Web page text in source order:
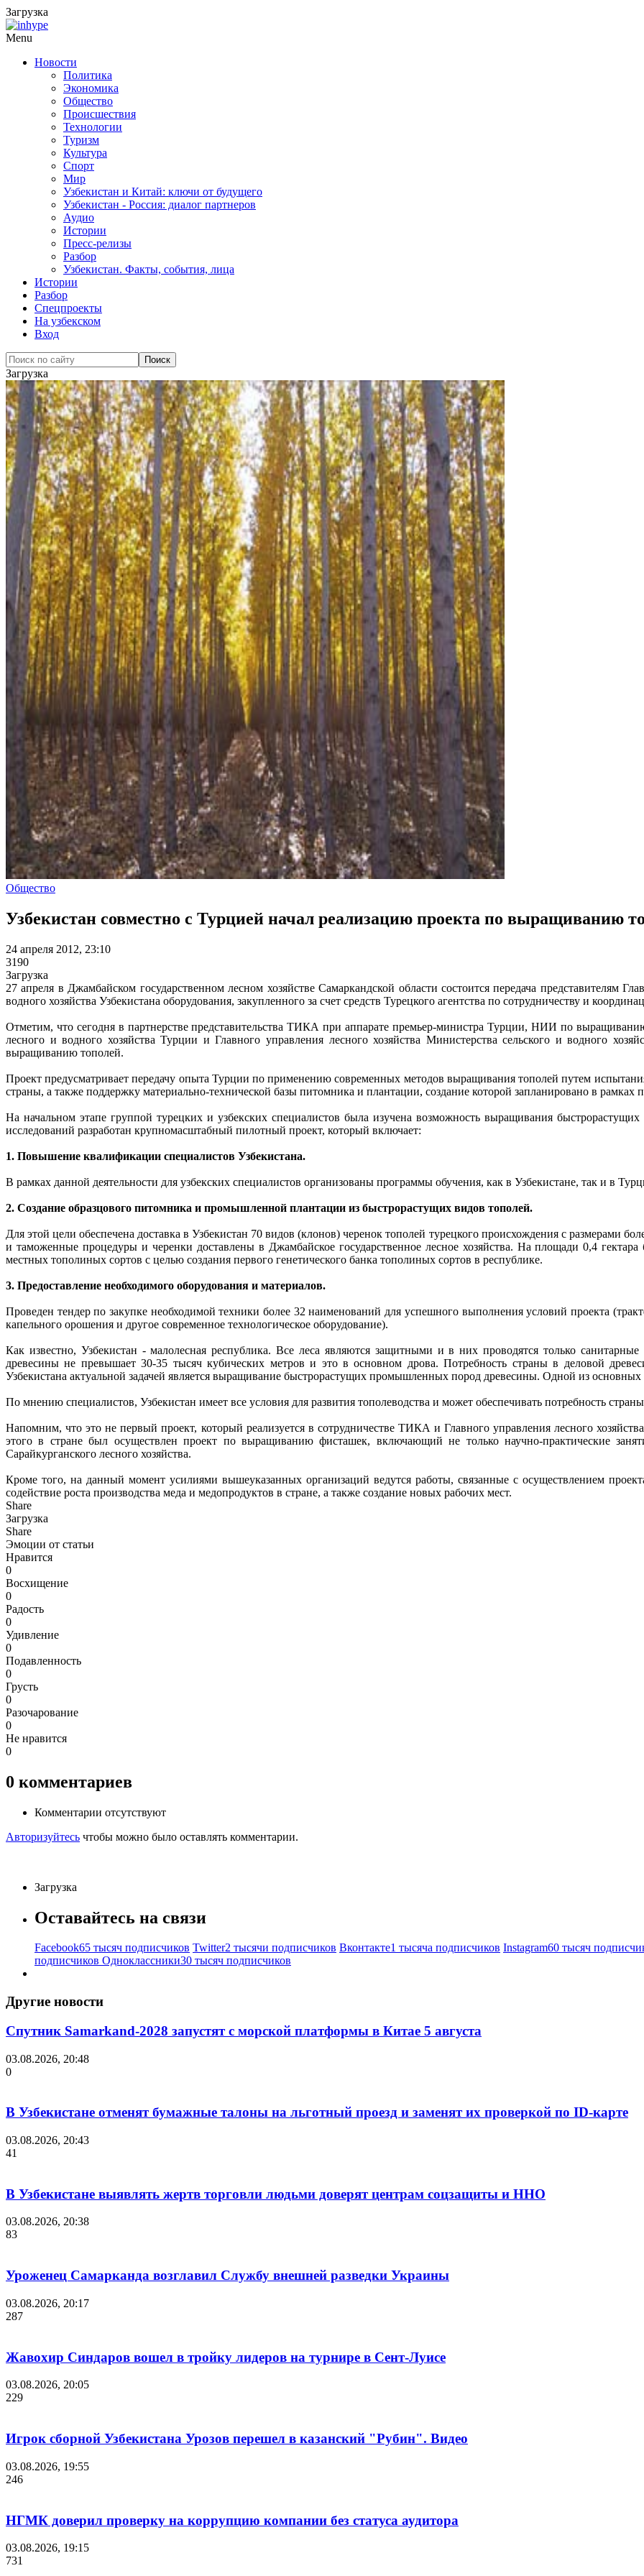
Загрузка
Menu
Новости
Политика
Экономика
Общество
Происшествия
Технологии
Туризм
Культура
Спорт
Мир
Узбекистан и Китай: ключи от будущего
Узбекистан - Россия: диалог партнеров
Аудио
Истории
Пресс-релизы
Разбор
Узбекистан. Факты, события, лица
Истории
Разбор
Спецпроекты
На узбекском
Вход
Загрузка
Общество
Узбекистан совместно с Турцией начал реализацию проекта по выращиванию
24 апреля 2012, 23:10
3190
Загрузка
27 апреля в Джамбайском государственном лесном хозяйстве Самаркандской области состоится передача представителям
водного хозяйства Узбекистана оборудования, закупленного за счет средств Турецкого агентства по сотрудничеству и
Отметим, что сегодня в партнерстве представительства ТИКА при аппарате премьер-министра Турции, НИИ по
лесного и водного хозяйства Турции и Главного управления лесного хозяйства Министерства сельского и водного
выращиванию тополей.
Проект предусматривает передачу опыта Турции по применению современных методов выращивания тополей путем
страны, а также поддержку материально-технической базы питомника и плантации, создание которой запланировано в рамках
На начальном этапе группой турецких и узбекских специалистов была изучена возможность выращивания
исследований разработан крупномасштабный пилотный проект, который включает:
1. Повышение квалификации специалистов Узбекистана.
В рамках данной деятельности для узбекских специалистов организованы программы обучения, как в Узбекистане, так и в
2. Создание образцового питомника и промышленной плантации из быстрорастущих видов тополей.
Для этой цели обеспечена доставка в Узбекистан 70 видов (клонов) черенок тополей турецкого происхождения с размерами
и таможенные процедуры и черенки доставлены в Джамбайское государственное лесное хозяйства. На площади 0,4
местных тополиных сортов с целью создания первого генетического банка тополиных сортов в республике.
3. Предоставление необходимого оборудования и материалов.
Проведен тендер по закупке необходимой техники более 32 наименований для успешного выполнения условий проекта
капельного орошения и другое современное технологическое оборудование).
Как известно, Узбекистан - малолесная республика. Все леса являются защитными и в них проводятся только
древесины не превышает 30-35 тысяч кубических метров и это в основном дрова. Потребность страны в деловой
Узбекистана актуальной задачей является выращивание быстрорастущих промышленных пород древесины. Одной из основных
По мнению специалистов, Узбекистан имеет все условия для развития тополеводства и может обеспечивать потребность
Напомним, что это не первый проект, который реализуется в сотрудничестве ТИКА и Главного управления лесного
этого в стране был осуществлен проект по выращиванию фисташек, включающий не только научно-практические
Сарайкурганского лесного хозяйства.
Кроме того, на данный момент усилиями вышеуказанных организаций ведутся работы, связанные с осуществлением
содействие роста производства меда и медопродуктов в стране, а также создание новых рабочих мест.
Share
Загрузка
Share
Эмоции от статьи
Нравится
0
Восхищение
0
Радость
0
Удивление
0
Подавленность
0
Грусть
0
Разочарование
0
Не нравится
0
0 комментариев
Комментарии отсутствуют
Авторизуйтесь чтобы можно было оставлять комментарии.
Загрузка
Оставайтесь на связи
Facebook65 тысяч подписчиков Twitter2 тысячи подписчиков Вконтакте1 тысяча подписчиков Instagram60 тысяч
подписчиков Одноклассники30 тысяч подписчиков
Другие новости
Спутник Samarkand-2028 запустят с морской платформы в Китае 5 августа
03.08.2026, 20:48
0
В Узбекистане отменят бумажные талоны на льготный проезд и заменят их проверкой по ID-карте
03.08.2026, 20:43
41
В Узбекистане выявлять жертв торговли людьми доверят центрам соцзащиты и ННО
03.08.2026, 20:38
83
Уроженец Самарканда возглавил Службу внешней разведки Украины
03.08.2026, 20:17
287
Жавохир Синдаров вошел в тройку лидеров на турнире в Сент-Луисе
03.08.2026, 20:05
229
Игрок сборной Узбекистана Урозов перешел в казанский "Рубин". Видео
03.08.2026, 19:55
246
НГМК доверил проверку на коррупцию компании без статуса аудитора
03.08.2026, 19:15
731